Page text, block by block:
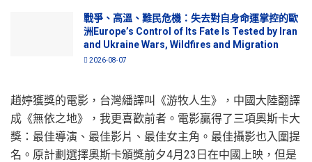
戰爭、高溫、難民危機：失去對自身命運掌控的歐
洲Europe’s Control of Its Fate Is Tested by Iran
and Ukraine Wars, Wildfires and Migration
2026-08-07
趙婷獲獎的電影，台灣繙譯叫《游牧人生》，中國大陸翻譯
成《無依之地》，我更喜歡前者。電影贏得了三項奧斯卡大
獎：最佳導演、最佳影片、最佳女主角。最佳攝影也入圍提
名。原計劃選擇奧斯卡頒獎前夕4月23日在中國上映，但是